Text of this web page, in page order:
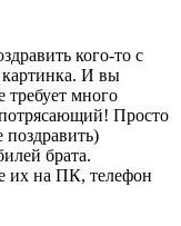
кого-то с
картинка. И вы
требует много
Просто
поздравить)
брата.
их на ПК, телефон